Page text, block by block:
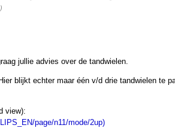
jullie advies over de tandwielen.
blijkt echter maar één v/d drie tandwielen te
view):
page/n11/mode/2up)